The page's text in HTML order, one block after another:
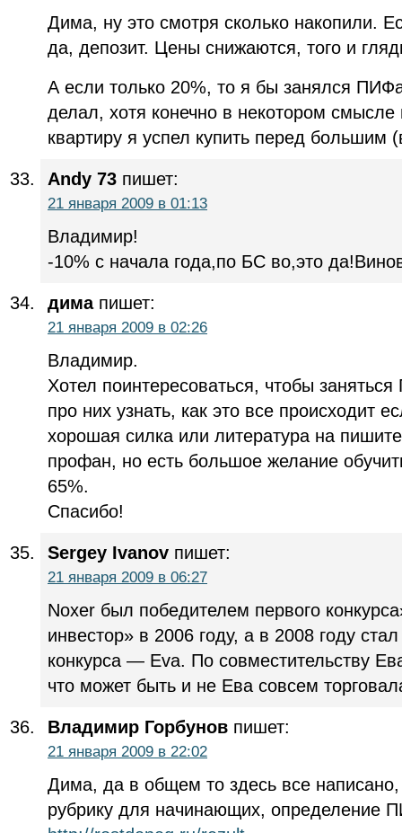
Дима, ну это смотря сколько накопили.
да, депозит. Цены снижаются, того и
А если только 20%, то я бы занялся
делал, хотя конечно в некотором
квартиру я успел купить перед большим
Andy 73 пишет:
21 января 2009 в 01:13
Владимир!
-10% с начала года,по БС во,это
димапишет:
21 января 2009 в 02:26
Владимир.
Хотел поинтересоваться, чтобы
про них узнать, как это все происходит
хорошая силка или литература на
профан, но есть большое желание
65%.
Спасибо!
Sergey Ivanov пишет:
21 января 2009 в 06:27
Noxer был победителем первого
инвестор» в 2006 году, а в 2008 году
конкурса — Eva. По совместительству
что может быть и не Ева совсем
Владимир Горбунов пишет:
21 января 2009 в 22:02
Дима, да в общем то здесь все
рубрику для начинающих, определение